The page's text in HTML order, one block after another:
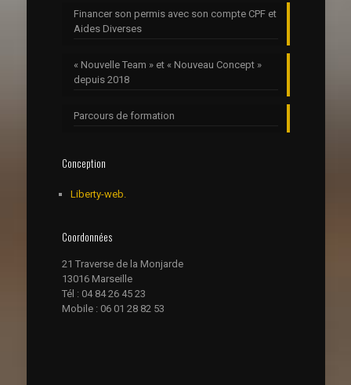
Financer son permis avec son compte CPF et
Aides Diverses
« Nouvelle Team » et « Nouveau Concept »
depuis 2018
Parcours de formation
Conception
Liberty-web.
Coordonnées
21 Traverse de la Monjarde
13016 Marseille
Tél : 04 84 26 45 23
Mobile : 06 01 28 82 53